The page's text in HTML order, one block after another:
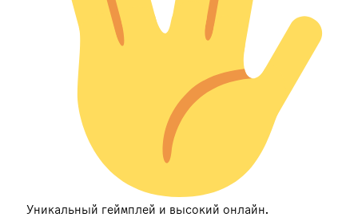
Уникальный геймплей и высокий онлайн.